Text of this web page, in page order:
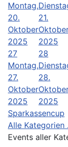
Montag,
20.
Oktober
2025
21.
2025
27
Montag,
27.
Oktober
2025
28
28.
2025
Sparkassencup
Alle Kategorien
Events aller